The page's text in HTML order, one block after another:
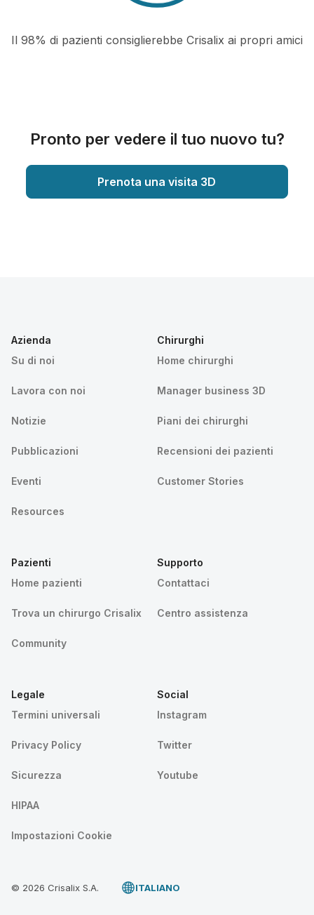
Il 98% di pazienti consiglierebbe Crisalix ai propri amici
Pronto per vedere il tuo nuovo tu?
Prenota una visita 3D
Azienda
Su di noi
Lavora con noi
Notizie
Pubblicazioni
Eventi
Resources
Chirurghi
Home chirurghi
Manager business 3D
Piani dei chirurghi
Recensioni dei pazienti
Customer Stories
Pazienti
Home pazienti
Trova un chirurgo Crisalix
Community
Supporto
Contattaci
Centro assistenza
Legale
Termini universali
Privacy Policy
Sicurezza
HIPAA
Impostazioni Cookie
Social
Instagram
Twitter
Youtube
© 2026 Crisalix S.A. ITALIANO